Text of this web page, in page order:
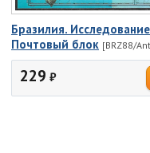
Бразилия.
Почтовый блок [BRZ88/
229 ₽